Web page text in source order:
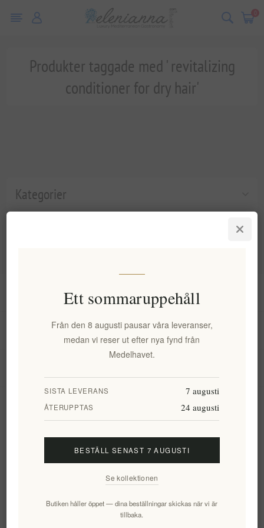
0
Kategorier
Produkter taggade med ' revitalizing
conditioner for dry hair'
Mitt konto
Prenumerera Avsluta bevakning
Ett sommaruppehåll
Från den 8 augusti pausar våra leveranser,
medan vi reser ut efter nya fynd från
Medelhavet.
SISTA LEVERANS 7 augusti
ÅTERUPPTAS 24 augusti
BESTÄLL SENAST 7 AUGUSTI
Se kollektionen
Butiken håller öppet — dina beställningar skickas när vi är
tillbaka.